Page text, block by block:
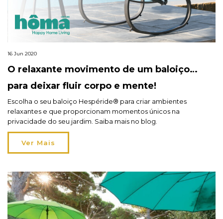
16 Jun 2020
O relaxante movimento de um baloiço…
para deixar fluir corpo e mente!
Escolha o seu baloiço Hespéride® para criar ambientes
relaxantes e que proporcionam momentos únicos na
privacidade do seu jardim. Saiba mais no blog.
Ver Mais